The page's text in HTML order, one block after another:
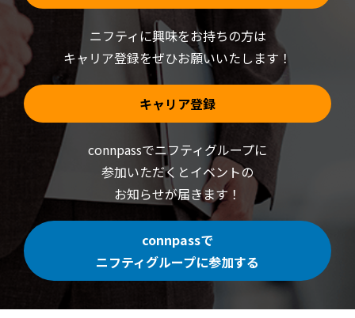
ニフティに興味をお持ちの方は
キャリア登録をぜひお願いいたします！
キャリア登録
connpassでニフティグループに
参加いただくとイベントの
お知らせが届きます！
connpassで
ニフティグループに参加する